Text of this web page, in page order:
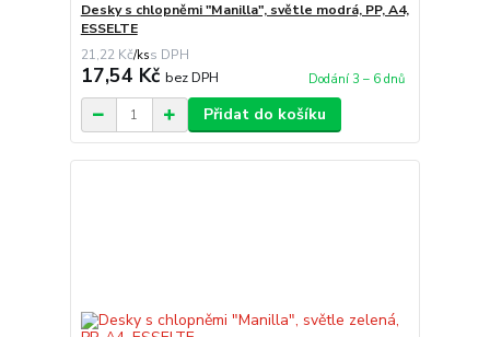
Desky s chlopněmi "Manilla", světle modrá, PP, A4,
ESSELTE
21,22 Kč/ks
17,54 Kč bez DPH Dodání 3 – 6 dnů
Přidat do košíku